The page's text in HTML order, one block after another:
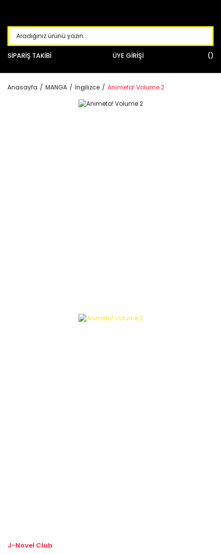
SİPARİŞ TAKİBİ ÜYE GİRİŞİ
Anasayfa MANGA İngilizce Animeta! Volume 2
J-Novel Club